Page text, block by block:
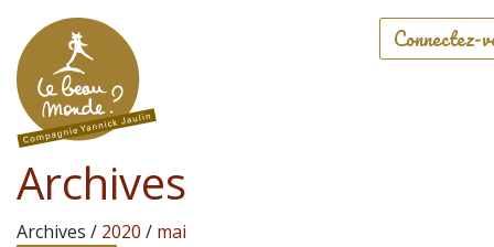
Connectez-
Archives
Archives / 2020 / mai